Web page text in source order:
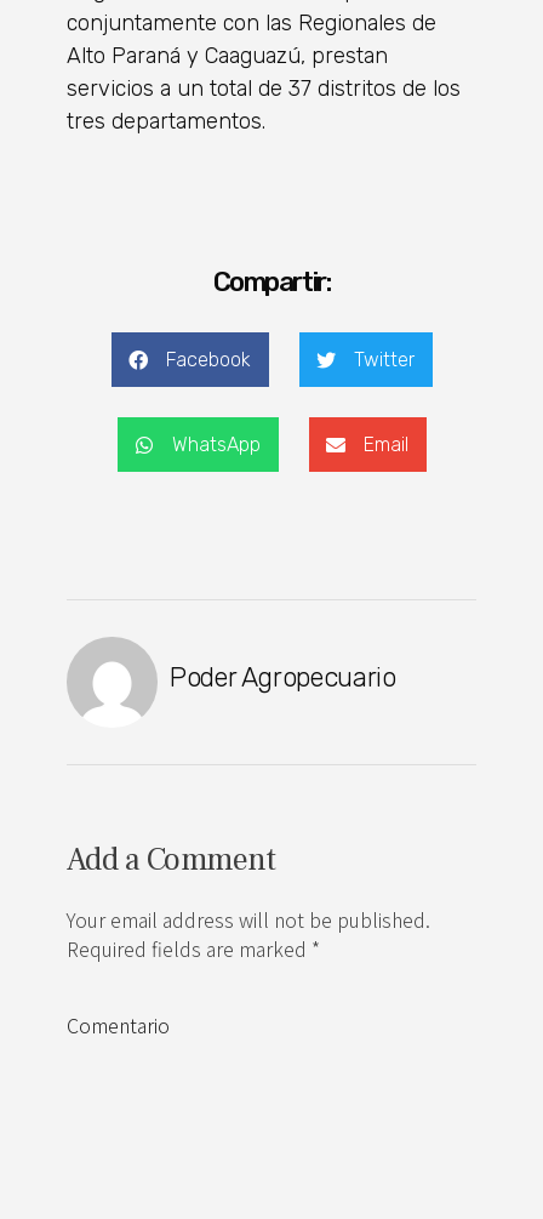
conjuntamente con las Regionales de
Alto Paraná y Caaguazú, prestan
servicios a un total de 37 distritos de los
tres departamentos.
Compartir:
Facebook Twitter
WhatsApp Email
Poder Agropecuario
Add a Comment
Your email address will not be published.
Required fields are marked *
Comentario